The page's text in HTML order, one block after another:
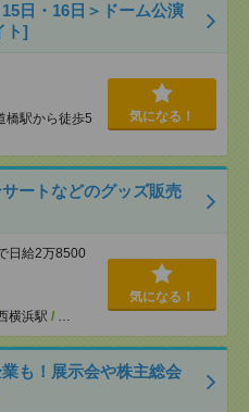
日・16日＞ドーム公演
ト]
橋駅から徒歩5
気になる！
ートなどのグッズ販売
日給2万8500
横浜駅 / …
気になる！
も！展示会や株主総会